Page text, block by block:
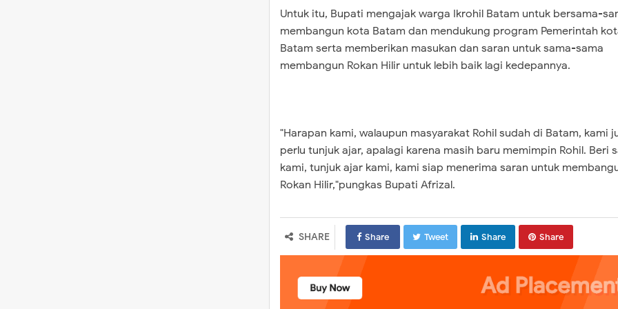
Untuk itu, Bupati mengajak warga Ikrohil Batam untuk bersama-
membangun kota Batam dan mendukung program Pemerintah
Batam serta memberikan masukan dan saran untuk sama-sama
membangun Rokan Hilir untuk lebih baik lagi kedepannya.
"Harapan kami, walaupun masyarakat Rohil sudah di Batam, kami
perlu tunjuk ajar, apalagi karena masih baru memimpin Rohil. Beri
kami, tunjuk ajar kami, kami siap menerima saran untuk
Rokan Hilir,"pungkas Bupati Afrizal.
SHARE Share Tweet Share Share